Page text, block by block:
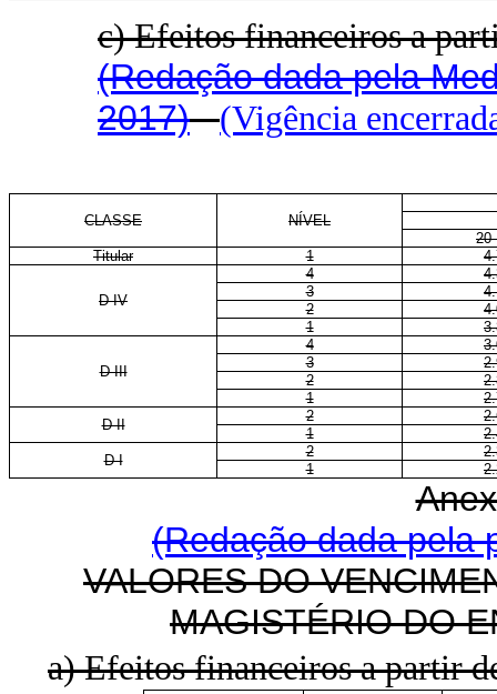
c) Efeitos financeiros a
(Redação dada pela
2017)
(Vigência
CLASSE
NÍVEL
20
Titular
1
D IV
4
3
2
1
D III
4
3
2
1
D II
2
1
D I
2
1
(Redação dada pela
VALORES DO
MAGISTÉRIO DO
a) Efeitos financeiros a partir